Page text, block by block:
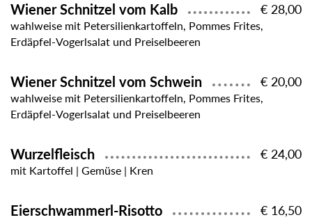
Wiener Schnitzel vom Kalb € 28,00
wahlweise mit Petersilienkartoffeln, Pommes Frites,
Erdäpfel-Vogerlsalat und Preiselbeeren
Wiener Schnitzel vom Schwein € 20,00
wahlweise mit Petersilienkartoffeln, Pommes Frites,
Erdäpfel-Vogerlsalat und Preiselbeeren
Wurzelfleisch € 24,00
mit Kartoffel | Gemüse | Kren
Eierschwammerl-Risotto € 16,50